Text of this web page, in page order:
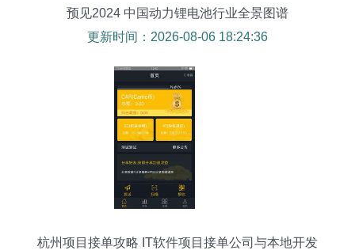
预见2024 中国动力锂电池行业全景图谱
更新时间：2026-08-06 18:24:36
杭州项目接单攻略 IT软件项目接单公司与本地开发